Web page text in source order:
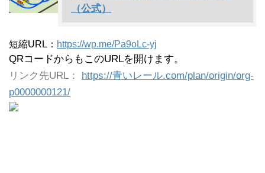
（公式）
短縮URL： https://wp.me/Pa9oLc-yj
QRコードからもこのURLを開けます。
リンク先URL：
https://青いレール.com/plan/origin/org-
p0000000121/